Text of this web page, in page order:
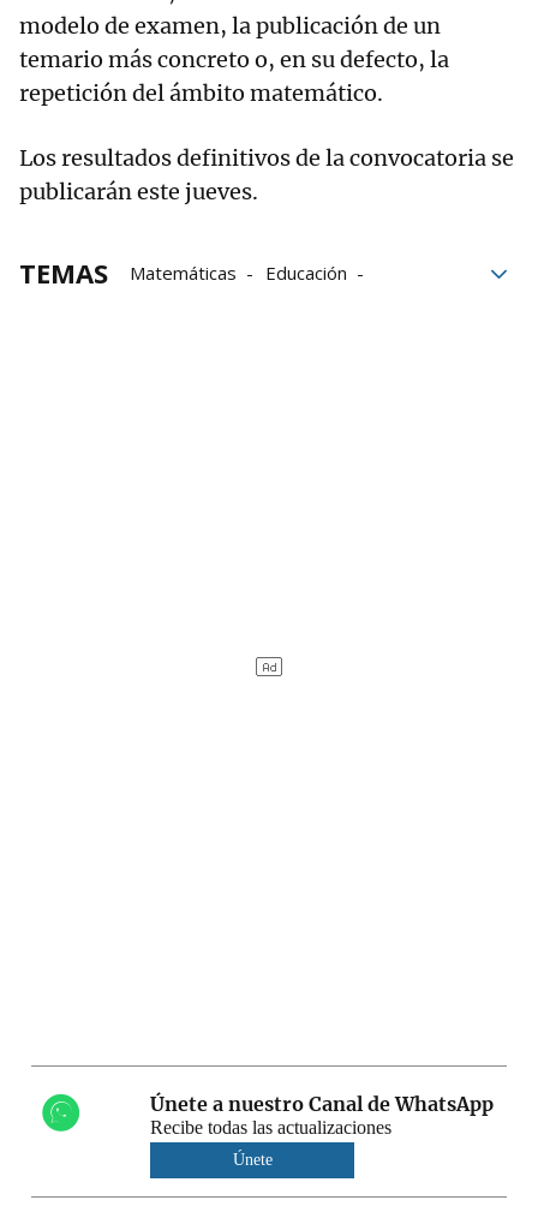
modelo de examen, la publicación de un
temario más concreto o, en su defecto, la
repetición del ámbito matemático.
Los resultados definitivos de la convocatoria se
publicarán este jueves.
TEMAS Matemáticas
Educación
Únete a nuestro Canal de WhatsApp
Recibe todas las actualizaciones
Únete